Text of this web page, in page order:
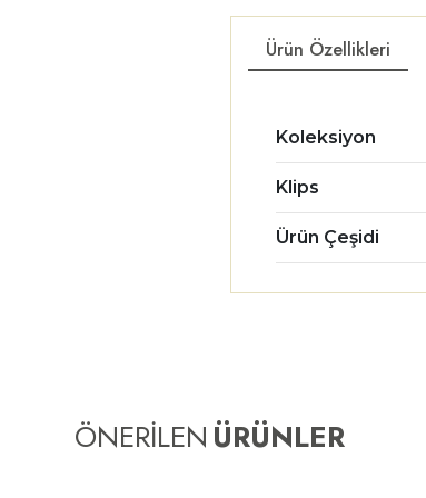
Ürün Özellikleri
Koleksiyon
Klips
Ürün Çeşidi
ÖNERİLEN ÜRÜNLER